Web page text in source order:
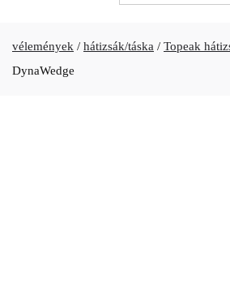
vélemények / hátizsák/táska / Topeak
DynaWedge